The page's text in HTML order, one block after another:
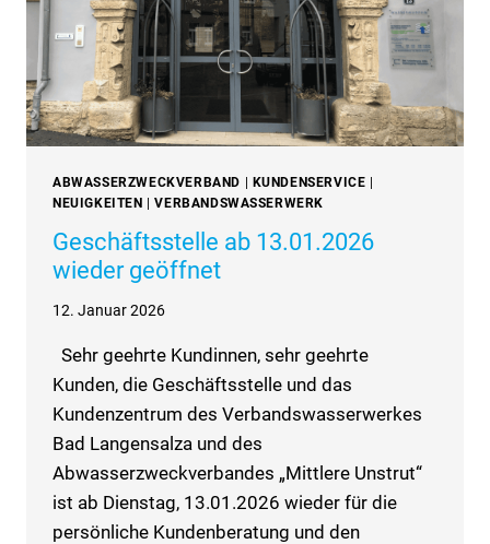
ABWASSERZWECKVERBAND KUNDENSERVICE
NEUIGKEITEN
|VERBANDSWASSERWERK
Geschäftsstelle ab 13.01.2026
wieder geöffnet
12. Januar 2026
Sehr geehrte Kundinnen, sehr geehrte
Kunden, die Geschäftsstelle und das
Kundenzentrum des Verbandswasserwerkes
Bad Langensalza und des
Abwasserzweckverbandes „Mittlere Unstrut“
ist ab Dienstag, 13.01.2026 wieder für die
persönliche Kundenberatung und den